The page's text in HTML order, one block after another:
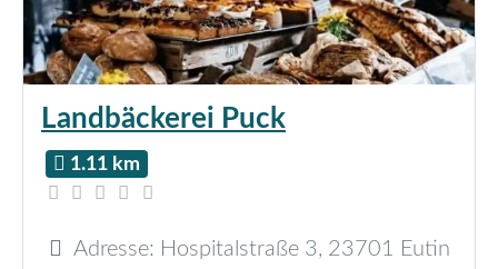
Landbäckerei Puck
1.11 km
Adresse: Hospitalstraße 3, 23701 Eutin